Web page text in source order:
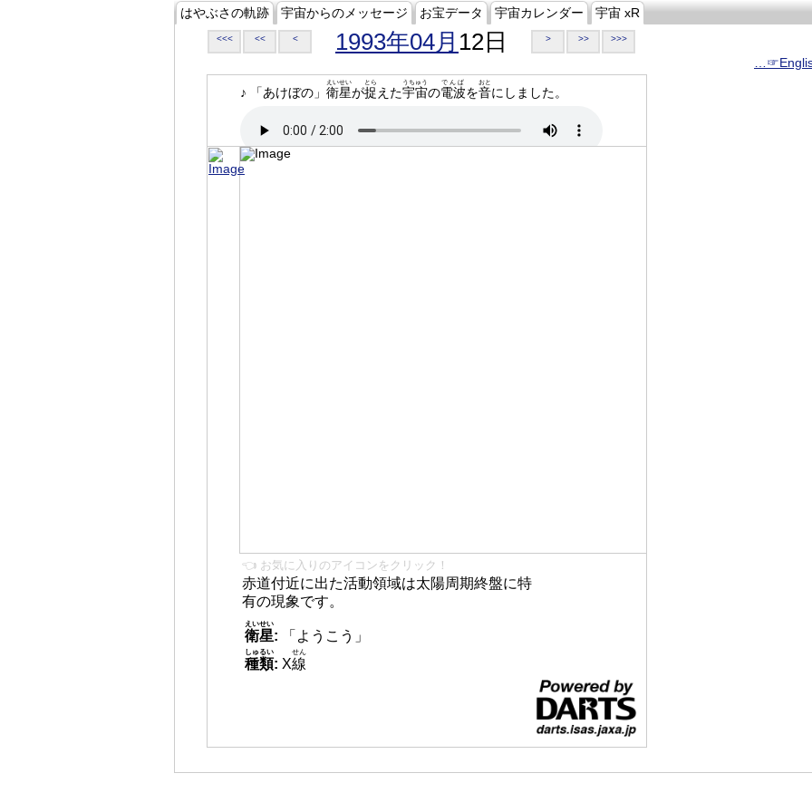
はやぶさの軌跡 宇宙からのメッセージ お宝データ 宇宙カレンダー 宇宙 xR
<<< << < 1993年04月 12日 > >> >>>
♪ 「あけぼの」 衛星
えいせい
が捉
とら
えた宇宙
うちゅう
の電波
でんぱ
を音
おと
にしました。
👈 お気に入りのアイコンをクリック！
赤道付近に出た活動領域は太陽周期終盤に特
有の現象です。
衛星
えいせい
:
「ようこう」
種類
しゅるい
: X線
せん